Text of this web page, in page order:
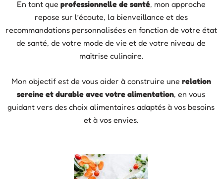
En tant que professionnelle de santé, mon approche
repose sur l’écoute, la bienveillance et des
recommandations personnalisées en fonction de votre état
de santé, de votre mode de vie et de votre niveau de
maîtrise culinaire.
Mon objectif est de vous aider à construire une relation
sereine et durable avec votre alimentation, en vous
guidant vers des choix alimentaires adaptés à vos besoins
et à vos envies.